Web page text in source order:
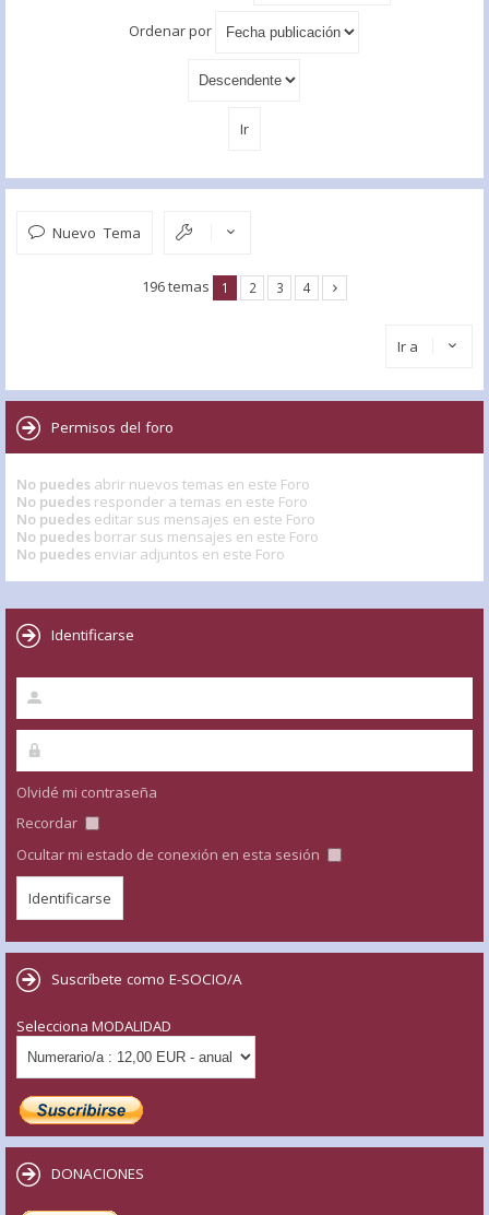
Ordenar por
Nuevo Tema
196 temas 1 2 3 4
Ir a
Permisos del foro
No puedes abrir nuevos temas en este Foro
No puedes responder a temas en este Foro
No puedes editar sus mensajes en este Foro
No puedes borrar sus mensajes en este Foro
No puedes enviar adjuntos en este Foro
Identificarse
Olvidé mi contraseña
Recordar
Ocultar mi estado de conexión en esta sesión
Suscríbete como E-SOCIO/A
Selecciona MODALIDAD
DONACIONES